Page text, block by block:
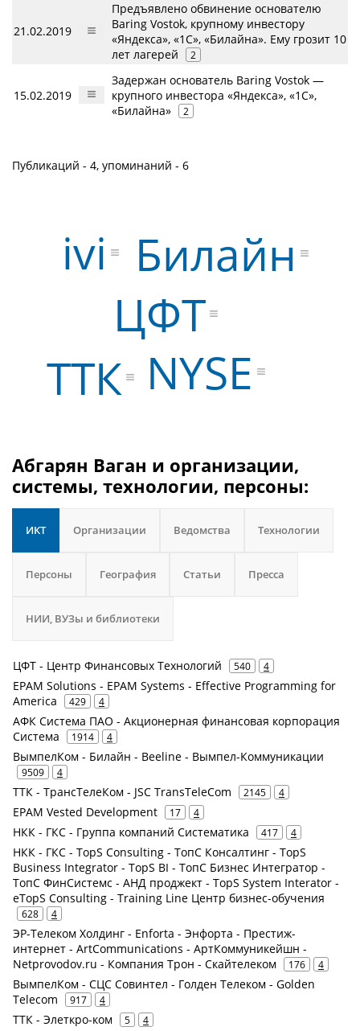
21.02.2019
Предъявлено обвинение основателю
Baring Vostok, крупному инвестору
«Яндекса», «1С», «Билайна». Ему грозит 10
лет лагерей
2
15.02.2019
Задержан основатель Baring Vostok —
крупного инвестора «Яндекса», «1С»,
«Билайна»
2
Публикаций - 4, упоминаний - 6
ЦФТ
Билайн
ТТК
ivi
NYSE
Абгарян Ваган и организации,
системы, технологии, персоны:
ИКТ Организации Ведомства Технологии
Персоны География Статьи Пресса
НИИ, ВУЗы и библиотеки
ЦФТ - Центр Финансовых Технологий 540 4
EPAM Solutions - EPAM Systems - Effective Programming for
America
429 4
АФК Система ПАО - Акционерная финансовая корпорация
Система
1914 4
ВымпелКом - Билайн - Beeline - Вымпел-Коммуникации
9509 4
ТТК - ТрансТелеКом - JSC TransTeleCom 2145 4
EPAM Vested Development 17 4
НКК - ГКС - Группа компаний Систематика 417 4
НКК - ГКС - TopS Consulting - ТопС Консалтинг - TopS
Business Integrator - TopS BI - ТопС Бизнес Интегратор -
ТопС ФинСистемс - АНД проджект - TopS System Interator -
eTopS Consulting - Training Line Центр бизнес-обучения
628 4
ЭР-Телеком Холдинг - Enforta - Энфорта - Престиж-
интернет - ArtCommunications - АртКоммуникейшн -
Netprovodov.ru - Компания Трон - Скайтелеком
176 4
ВымпелКом - СЦС Совинтел - Голден Телеком - Golden
Telecom
917 4
ТТК - Элеткро-ком 5 4